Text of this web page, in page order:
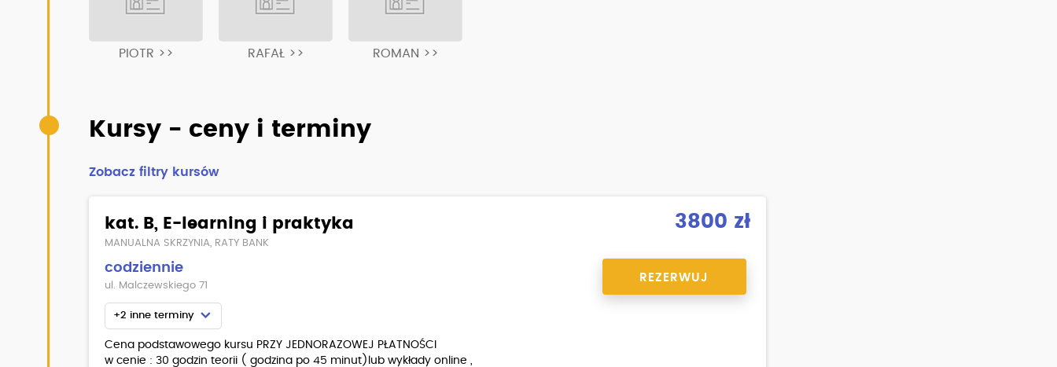
PIOTR >> RAFAŁ >> ROMAN >>
Kursy - ceny i terminy
Zobacz filtry kursów
kat. B, E-learning i praktyka
MANUALNA SKRZYNIA, RATY BANK
3800 zł
codziennie
ul. Malczewskiego 71
REZERWUJ
+2 inne terminy
Cena podstawowego kursu PRZY JEDNORAZOWEJ PŁATNOŚCI
w cenie : 30 godzin teorii ( godzina po 45 minut)lub wykłady online ,